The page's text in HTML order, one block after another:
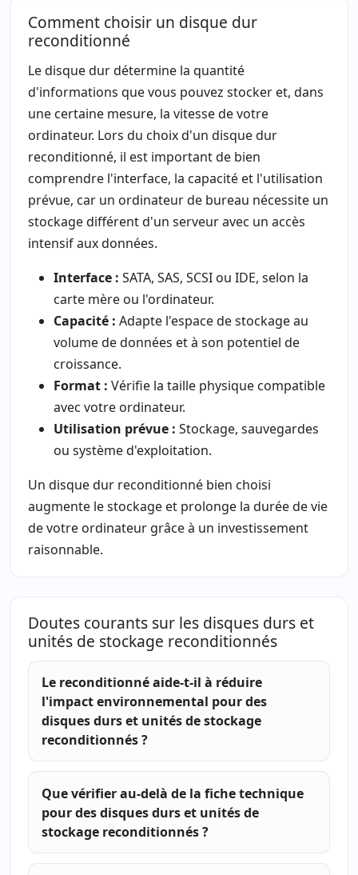
Comment choisir un disque dur
reconditionné
Le disque dur détermine la quantité
d'informations que vous pouvez stocker et, dans
une certaine mesure, la vitesse de votre
ordinateur. Lors du choix d'un disque dur
reconditionné, il est important de bien
comprendre l'interface, la capacité et l'utilisation
prévue, car un ordinateur de bureau nécessite un
stockage différent d'un serveur avec un accès
intensif aux données.
Interface : SATA, SAS, SCSI ou IDE, selon la
carte mère ou l'ordinateur.
Capacité : Adapte l'espace de stockage au
volume de données et à son potentiel de
croissance.
Format : Vérifie la taille physique compatible
avec votre ordinateur.
Utilisation prévue : Stockage, sauvegardes
ou système d'exploitation.
Un disque dur reconditionné bien choisi
augmente le stockage et prolonge la durée de vie
de votre ordinateur grâce à un investissement
raisonnable.
Doutes courants sur les disques durs et
unités de stockage reconditionnés
Le reconditionné aide-t-il à réduire
l'impact environnemental pour des
disques durs et unités de stockage
reconditionnés ?
Que vérifier au-delà de la fiche technique
pour des disques durs et unités de
stockage reconditionnés ?